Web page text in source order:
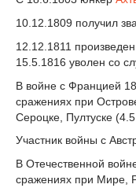
10.12.1809 получил
12.12.1811
15.5.1816 уволен со
В войне с Францией
сражениях при
Сероцке, Пултуске
Участник войны с
В Отечественной
сражениях при Мире,